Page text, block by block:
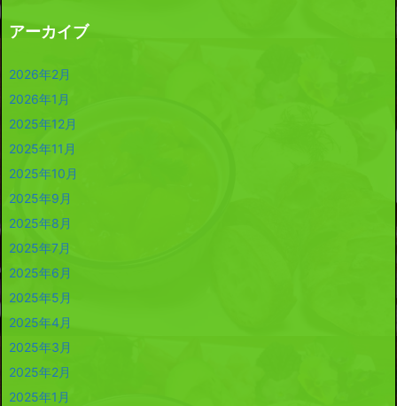
アーカイブ
2026年2月
2026年1月
2025年12月
2025年11月
2025年10月
2025年9月
2025年8月
2025年7月
2025年6月
2025年5月
2025年4月
2025年3月
2025年2月
2025年1月